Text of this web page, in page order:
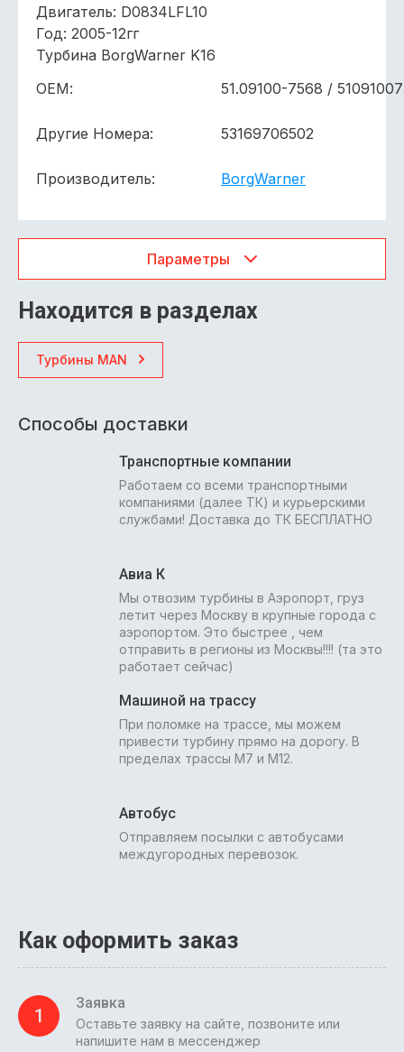
Двигатель: D0834LFL10
Год: 2005-12гг
Турбина BorgWarner K16
ОЕМ:
51.09100-7568 /
Другие Номера: 53169706502
Производитель: BorgWarner
Параметры
Находится в разделах
Турбины MAN
Способы доставки
Транспортные компании
Работаем со всеми транспортными
компаниями (далее ТК) и курьерскими
службами! Доставка до ТК БЕСПЛАТНО
Авиа К
Мы отвозим турбины в Аэропорт, груз
летит через Москву в крупные города с
аэропортом. Это быстрее , чем
отправить в регионы из Москвы!!!! (та это
работает сейчас)
Машиной на трассу
При поломке на трассе, мы можем
привести турбину прямо на дорогу. В
пределах трассы М7 и М12.
Автобус
Отправляем посылки с автобусами
междугородных перевозок.
Как оформить заказ
1
Заявка
Оставьте заявку на сайте, позвоните или
напишите нам в мессенджер